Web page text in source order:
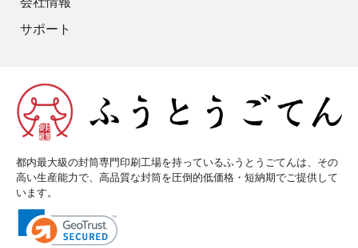
サポート
都内最大級の封筒専門印刷工場を持っているふうとうごてんは、その
高い生産能力で、高品質な封筒を圧倒的低価格・短納期でご提供して
います。